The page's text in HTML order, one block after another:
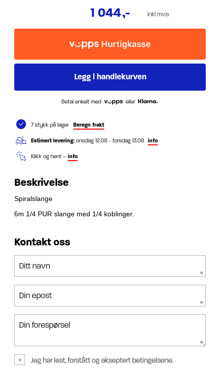
1 044,- inkl mva
Betal enkelt med eller
7 stykk på lager Beregn frakt
Estimert levering: onsdag 12.08 - torsdag 13.08 info
Klikk og hent – info
Beskrivelse
Spiralslange
6m 1/4 PUR slange med 1/4 koblinger.
Kontakt oss
Ditt navn
Din epost
Din forespørsel
Jeg har lest, forstått og akseptert betingelsene.